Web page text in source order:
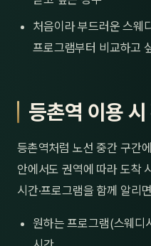
처음이라 부드러운 스웨
프로그램부터 비교하고
등촌역 이용
등촌역처럼 노선 중간 구간
안에서도 권역에 따라 도착
시간·프로그램을 함께 알리
원하는 프로그램(스웨디